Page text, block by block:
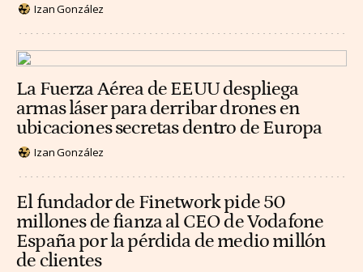
Izan González
La Fuerza Aérea de EEUU despliega
armas láser para derribar drones en
ubicaciones secretas dentro de Europa
Izan González
El fundador de Finetwork pide 50
millones de fianza al CEO de Vodafone
España por la pérdida de medio millón
de clientes